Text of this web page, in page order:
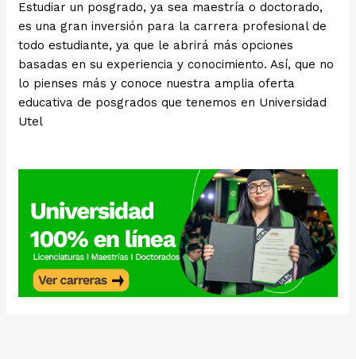
Estudiar un posgrado, ya sea maestría o doctorado,
es una gran inversión para la carrera profesional de
todo estudiante, ya que le abrirá más opciones
basadas en su experiencia y conocimiento. Así, que no
lo pienses más y conoce nuestra amplia oferta
educativa de posgrados que tenemos en Universidad
Utel